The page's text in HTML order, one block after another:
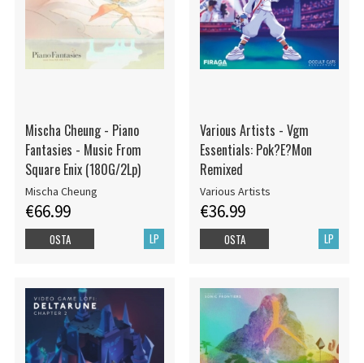
Mischa Cheung - Piano
Fantasies - Music From
Square Enix (180G/2Lp)
Mischa Cheung
€66.99
LP
OSTA
Various Artists - Vgm
Essentials: Pok?E?Mon
Remixed
Various Artists
€36.99
LP
OSTA